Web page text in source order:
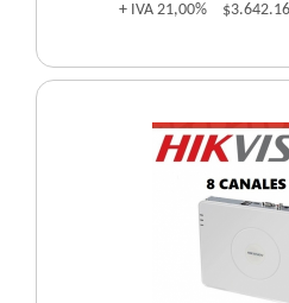
+ IVA 21,00%